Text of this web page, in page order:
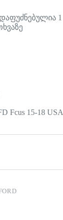
1
Fcus 15-18 USA